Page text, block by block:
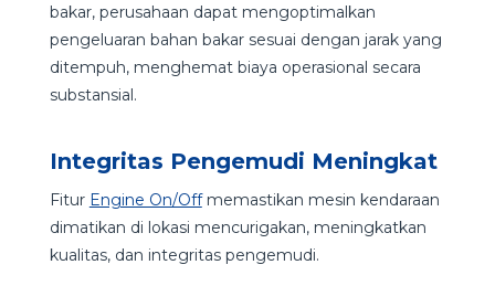
bakar, perusahaan dapat mengoptimalkan
pengeluaran bahan bakar sesuai dengan jarak yang
ditempuh, menghemat biaya operasional secara
substansial.
Integritas Pengemudi Meningkat
Fitur Engine On/Offmemastikan mesin kendaraan
dimatikan di lokasi mencurigakan, meningkatkan
kualitas, dan integritas pengemudi.